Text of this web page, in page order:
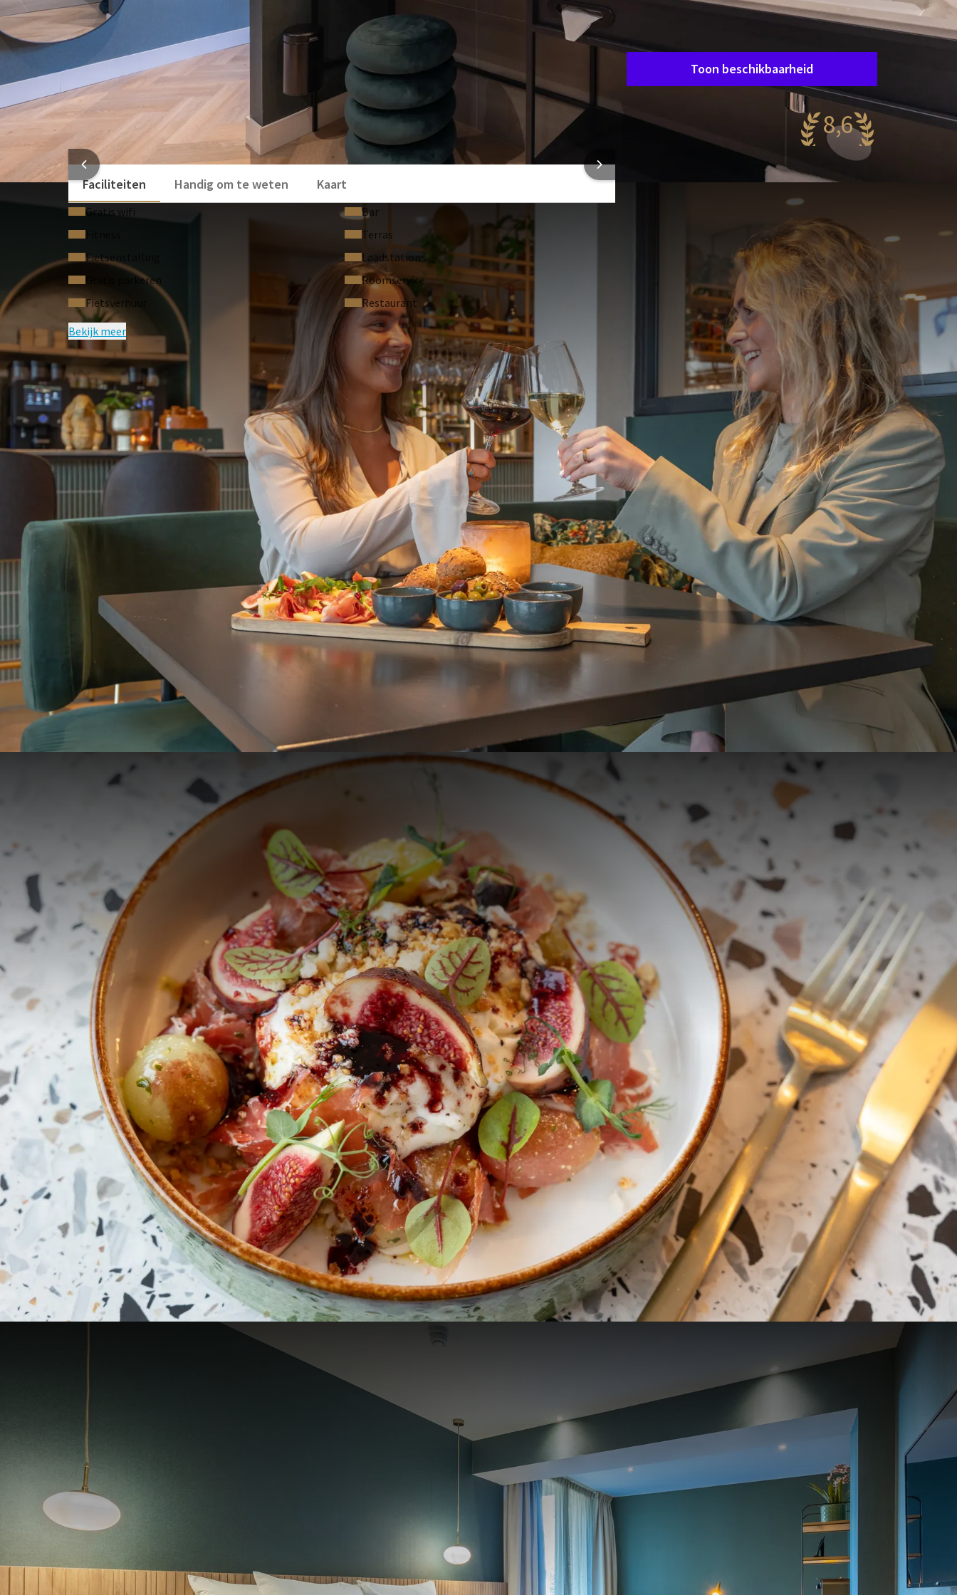
Toon beschikbaarheid
8,6
Fantastisch
562 reviews
HOTEL INFORMATIE
Faciliteiten
Handig om te weten Kaart
Gratis wifi
Bar
Terras
Fietsenstalling
Laadstations
Gratis parkeren
Roomservice
Fietsverhuur
Restaurant
Bekijk meer
VEELGESTELDE VRAGEN
Voorwaarden van arrangement
Op basis van beschikbaarheid
Tarieven zijn per persoon, op basis van twee personen per kamer.
Exclusief € 4.71 toeristenbijdrage per persoon per nacht.
Voor kinderen t/m 3 jaar is het diner niet in het arrangement inbegrepen
Voor een eenpersoonskamer geldt een toeslag.